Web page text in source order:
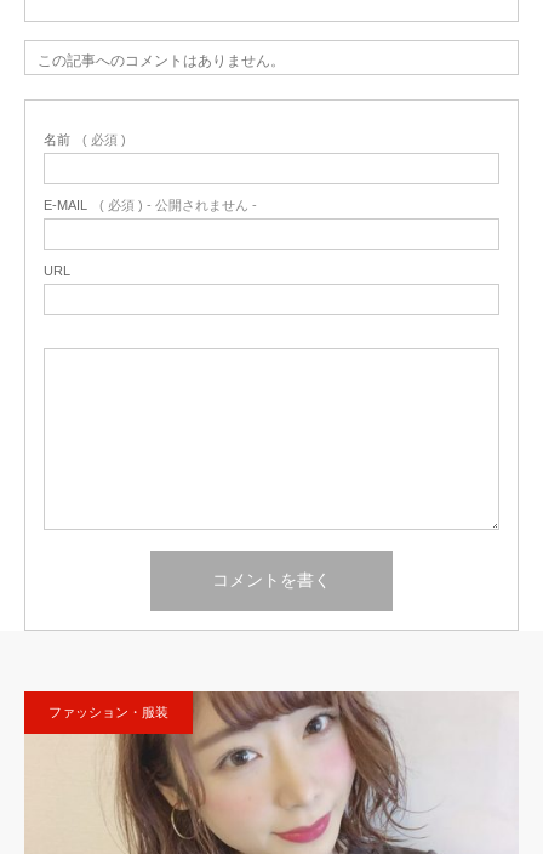
この記事へのコメントはありません。
名前 ( 必須 )
E-MAIL ( 必須 ) - 公開されません -
URL
ファッション・服装